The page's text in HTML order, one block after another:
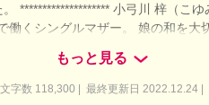
******************** 小弓川 梓（こゆ
働くシングルマザー。 娘の和を大
学卒業後、警察に入り、SPとして
の娘。 活発で社交的な性格。 ※設
もっと見る
文字数 118,300 | 最終更新日 2022.12.24 |